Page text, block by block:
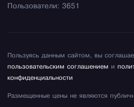
Пользователи: 3651
Пользуясь данным сайтом, вы
пользовательским соглашением и
конфиденциальности
Размещенные цены не являются